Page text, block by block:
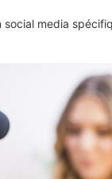
social media